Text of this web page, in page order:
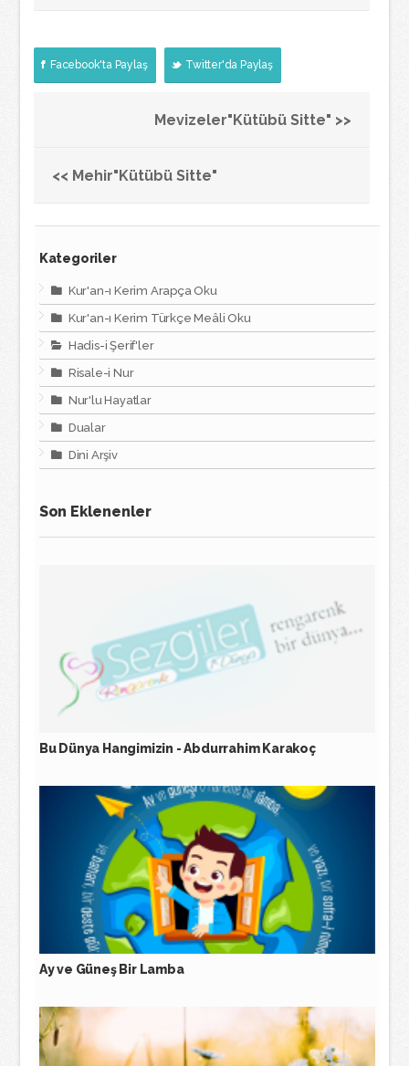
Facebook'ta Paylaş Twitter'da Paylaş
Mevizeler"Kütübü Sitte" >>
<< Mehir"Kütübü Sitte"
Kategoriler
Kur'an-ı Kerim Arapça Oku
Kur'an-ı Kerim Türkçe Meâli Oku
Hadis-i Şerif'ler
Risale-i Nur
Nur'lu Hayatlar
Dualar
Dini Arşiv
Son Eklenenler
Bu Dünya Hangimizin - Abdurrahim Karakoç
Ay ve Güneş Bir Lamba